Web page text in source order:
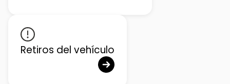
Retiros del vehículo